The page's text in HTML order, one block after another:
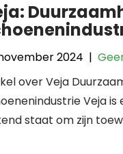
2024 |
over Veja
Veja
staat om zijn